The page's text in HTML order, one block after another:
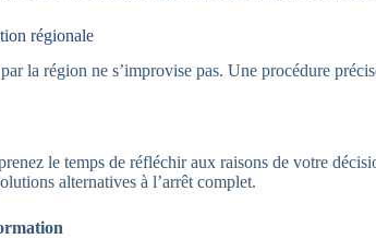
régionale
la région ne s’improvise pas. Une procédure
le temps de réfléchir aux raisons de votre
alternatives à l’arrêt complet.